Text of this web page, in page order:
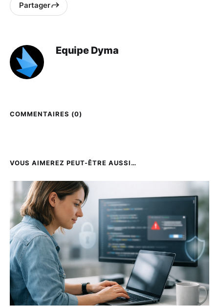
Partager
Equipe Dyma
COMMENTAIRES (0)
VOUS AIMEREZ PEUT-ÊTRE AUSSI…